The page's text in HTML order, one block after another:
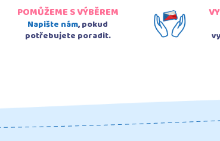
POMŮŽEME S VÝBĚREM
Napište nám, pokud
potřebujete poradit.